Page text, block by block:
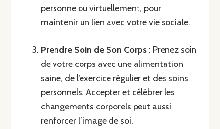
personne ou virtuellement, pour
maintenir un lien avec votre vie sociale.
Prendre Soin de Son Corps : Prenez soin
de votre corps avec une alimentation
saine, de l’exercice régulier et des soins
personnels. Accepter et célébrer les
changements corporels peut aussi
renforcer l’image de soi.